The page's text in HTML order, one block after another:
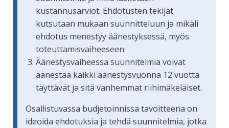
kustannusarviot. Ehdotusten tekijät
kutsutaan mukaan suunnitteluun ja mikäli
ehdotus menestyy äänestyksessä, myös
toteuttamisvaiheeseen.
Äänestysvaiheessa suunnitelmia voivat
äänestää kaikki äänestysvuonna 12 vuotta
täyttävät ja sitä vanhemmat riihimäkeläiset.
Osallistuvassa budjetoinnissa tavoitteena on
ideoida ehdotuksia ja tehdä suunnitelmia, jotka